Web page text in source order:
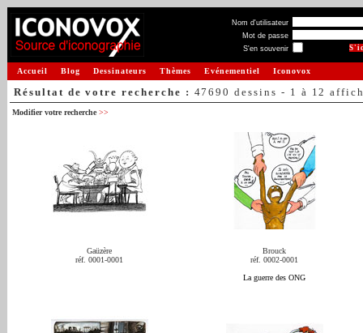
Nom d'utilisateur
Mot de passe
S'en souvenir
Accueil Blog Dessinateurs Thèmes Evénementiel Iconovox
Résultat de votre recherche : 47690 dessins - 1 à 12
Modifier votre recherche >>
Gaüzère
réf. 0001-0001
Brouck
réf. 0002-0001
La guerre des ONG